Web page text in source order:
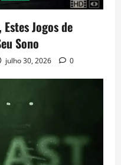
Jogos de
Sono
julho 30, 2026 0